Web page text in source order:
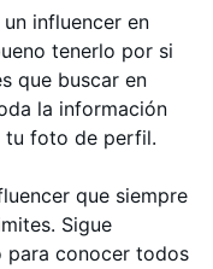
influencer en
tenerlo por si
que buscar en
la información
tu foto de perfil.
que siempre
Sigue
para conocer todos